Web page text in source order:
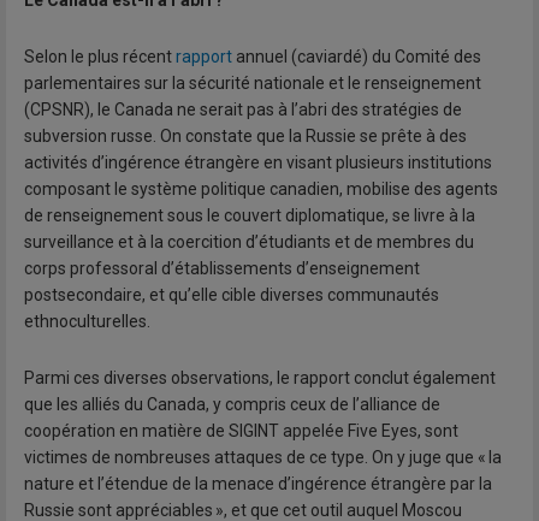
Selon le plus récentrapport annuel (caviardé) du Comité des
parlementaires sur la sécurité nationale et le renseignement
(CPSNR), le Canada ne serait pas à l’abri des stratégies de
subversion russe. On constate que la Russie se prête à des
activités d’ingérence étrangère en visant plusieurs institutions
composant le système politique canadien, mobilise des agents
de renseignement sous le couvert diplomatique, se livre à la
surveillance et à la coercition d’étudiants et de membres du
corps professoral d’établissements d’enseignement
postsecondaire, et qu’elle cible diverses communautés
ethnoculturelles.
Parmi ces diverses observations, le rapport conclut également
que les alliés du Canada, y compris ceux de l’alliance de
coopération en matière de SIGINT appelée Five Eyes, sont
victimes de nombreuses attaques de ce type. On y juge que « la
nature et l’étendue de la menace d’ingérence étrangère par la
Russie sont appréciables », et que cet outil auquel Moscou